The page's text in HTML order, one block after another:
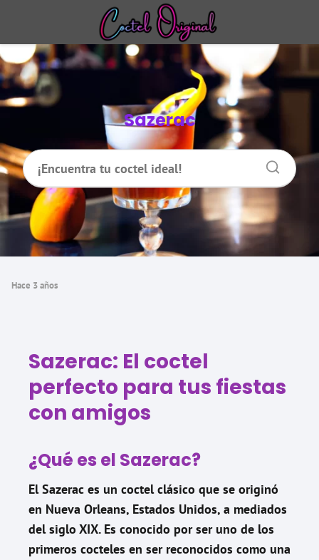
Sazerac
hace 3 años
Sazerac: El coctel
perfecto para tus fiestas
con amigos
¿Qué es el Sazerac?
El Sazerac es un coctel clásico que se originó
en Nueva Orleans, Estados Unidos, a mediados
del siglo XIX. Es conocido por ser uno de los
primeros cocteles en ser reconocidos como una